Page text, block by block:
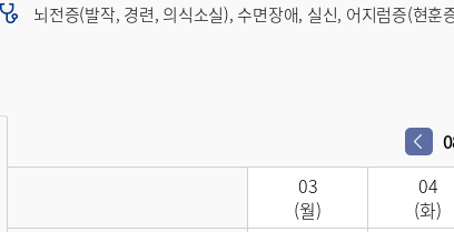
뇌전증(발작, 경련, 의식소실), 수면장애, 실신, 어지럼증(현훈
03
(월)
04
(화)